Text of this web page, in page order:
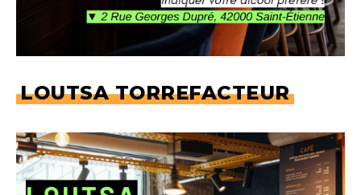
LOUTSA TORREFACTEUR